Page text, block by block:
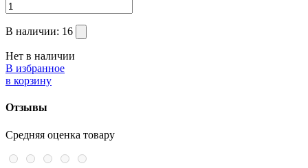
В наличии: 16
Нет в наличии
В избранное
в корзину
Отзывы
Средняя оценка товару